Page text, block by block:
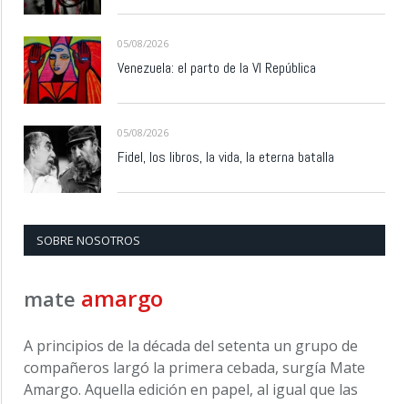
05/08/2026
Venezuela: el parto de la VI República
05/08/2026
Fidel, los libros, la vida, la eterna batalla
SOBRE NOSOTROS
mate amargo
A principios de la década del setenta un grupo de
compañeros largó la primera cebada, surgía Mate
Amargo. Aquella edición en papel, al igual que las